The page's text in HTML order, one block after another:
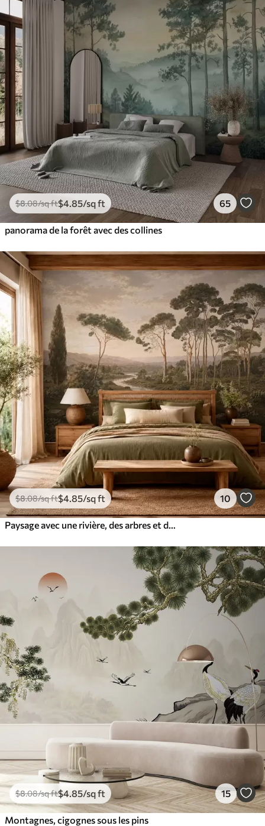
$8.08/sq ft$4 .85/sq ft 65
panorama de la forêt avec des collines
$8.08/sq ft$4 .85/sq ft 10
$8.08/sq ft$4.85/sq ft 15
Montagnes, cigognes sous les pins